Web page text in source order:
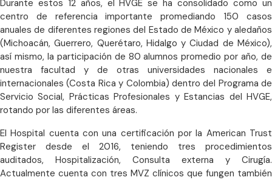
Durante estos 12 años, el HVGE se ha consolidado como un
centro de referencia importante promediando 150 casos
anuales de diferentes regiones del Estado de México y aledaños
(Michoacán, Guerrero, Querétaro, Hidalgo y Ciudad de México),
así mismo, la participación de 80 alumnos promedio por año, de
nuestra facultad y de otras universidades nacionales e
internacionales (Costa Rica y Colombia) dentro del Programa de
Servicio Social, Prácticas Profesionales y Estancias del HVGE,
rotando por las diferentes áreas.
El Hospital cuenta con una certificación por la American Trust
Register desde el 2016, teniendo tres procedimientos
auditados, Hospitalización, Consulta externa y Cirugía.
Actualmente cuenta con tres MVZ clínicos que fungen también